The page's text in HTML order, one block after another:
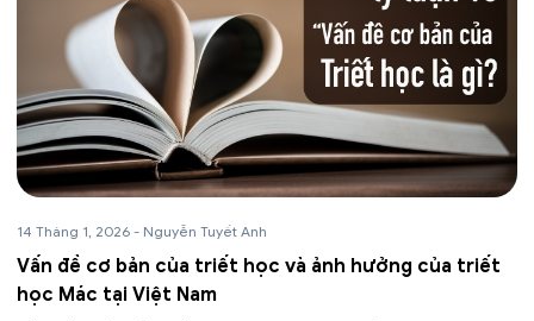
14 Tháng 1, 2026 - Nguyễn Tuyết Anh
Vấn đề cơ bản của triết học và ảnh hưởng của triết
học Mác tại Việt Nam